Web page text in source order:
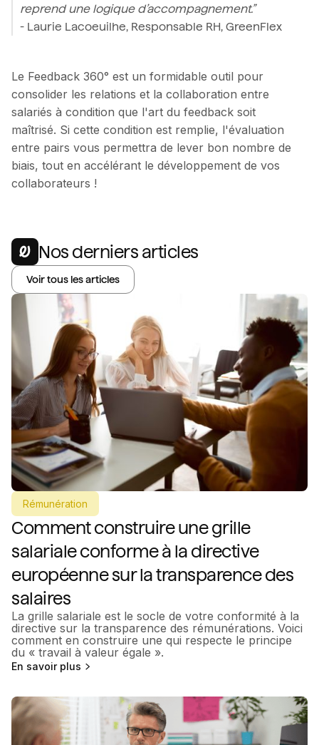
reprend une logique d’accompagnement.”
- Laurie Lacoeuilhe, Responsable RH, GreenFlex
Le Feedback 360° est un formidable outil pour
consolider les relations et la collaboration entre
salariés à condition que l'art du feedback soit
maîtrisé. Si cette condition est remplie, l'évaluation
entre pairs vous permettra de lever bon nombre de
biais, tout en accélérant le développement de vos
collaborateurs !
Nos derniers articles
Voir tous les articles
Rémunération
Comment construire une grille
salariale conforme à la directive
européenne sur la transparence des
salaires
La grille salariale est le socle de votre conformité à la
directive sur la transparence des rémunérations. Voici
comment en construire une qui respecte le principe
du « travail à valeur égale ».
En savoir plus